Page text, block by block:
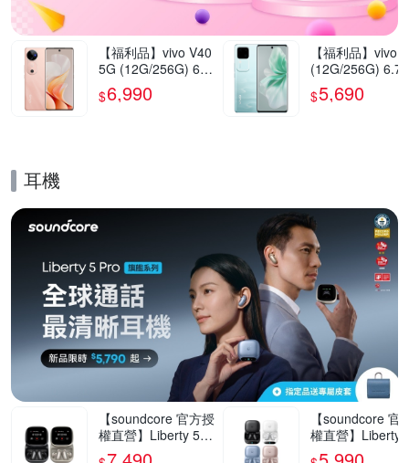
【福利品】vivo V40
5G (12G/256G) 6.7
8吋智慧型手機(9成
新)
$6,990
【福利品】vivo
(12G/256G)
5G智慧型手機(9
新)
$5,690
耳機
【soundcore 官方授
權直營】Liberty 5 P
ro Max AI降噪真無
【soundcore 官
權直營】Liberty
ro AI降噪真無線